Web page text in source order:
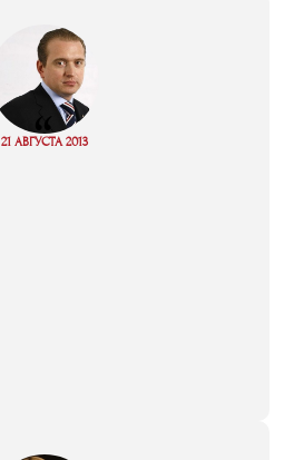
“
21 АВГУСТА 2013
Read